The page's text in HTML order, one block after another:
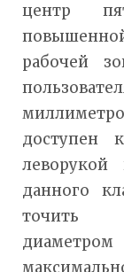
центр
рабочей
доступен
данного
точить